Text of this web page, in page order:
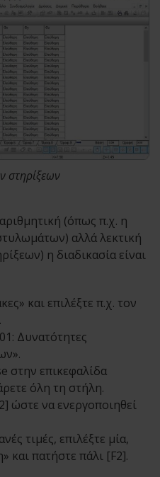
στηρίξεων
(όπως π.χ. η
αλλά λεκτική
η διαδικασία είναι
και επιλέξτε π.χ. τον
Δυνατότητες
στην επικεφαλίδα
όλη τη στήλη.
ώστε να ενεργοποιηθεί
τιμές, επιλέξτε μία,
και πατήστε πάλι [F2].